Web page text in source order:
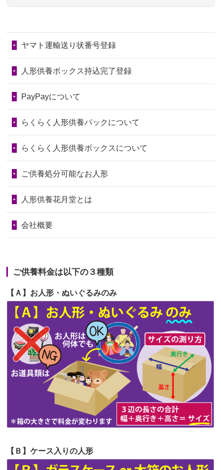
ので、お願...
2026/06/28以前和人形やぬいぐるみを供養いただ
いたことが...
の回りの物...
2026/06/28人形たちに これまで本当にありがとう
2026/06/24今は亡き両親が孫（私の子供）の初節
句に贈って...
2026/06/23ありがとうね
の祖父母か...
2026/06/20
雛人形をお道具も含め一式で引き取っ
てくださる...
2026/06/19
インターネット検索でホームページを
見つけまし...
しょうか？
2024/01/04ガラスケースは外しても良いですか？
第78回人形供養祭令和7年6月20日(金)
第76回人形供養祭令和7年2月28日(金)
第75回人形供養祭令和7年1月17日(金)
第73回人形供養祭令和6年10月17日(木)
第71回人形供養祭令和6年8月1日(木)
第70回人形供養祭令和6年6月21日(金)
第68回人形供養祭令和6年3月22日(金)
第65回人形供養祭令和5年11月09日(木)
第64回人形供養祭令和5年9月21日(木)
第63回人形供養祭 令和5年8月1日(火)
第62回人形供養祭令和5年6月21日(水)
第61回人形供養祭 令和5年5月19日(金)
第60回人形供養祭令和5年3月28日(火)
第59回人形供養祭 令和5年2月10日(金)
第58回人形供養祭令和5年12月21日(水)
第56回人形供養祭 令和4年10月19日(水)
ヤマト運輸送り状番号登録
人形供養ボックス持込完了登録
PayPayについて
らくらく人形供養パックについて
らくらく人形供養ボックスについて
ご供養処分可能なお人形
人形供養花月堂とは
会社概要
ご供養料金は以下の３種類
【Ａ】お人形・ぬいぐるみのみ
【Ｂ】ケース入りの人形